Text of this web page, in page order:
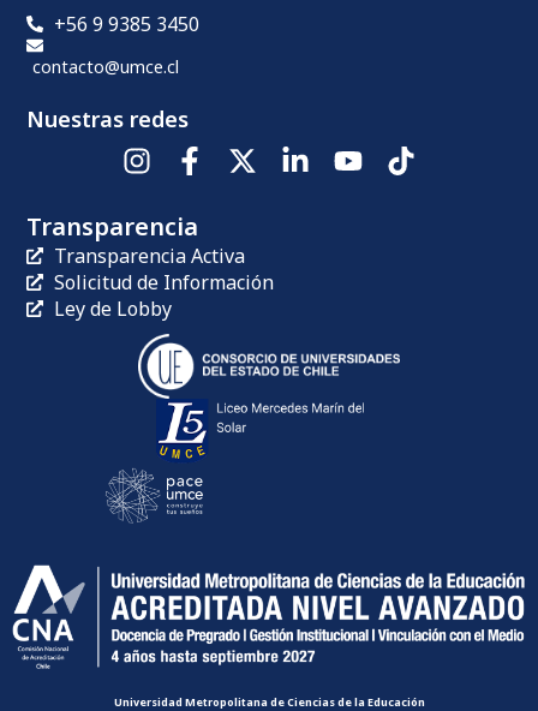
+56 9 9385 3450
contacto@umce.cl
Nuestras redes
Transparencia
Transparencia Activa
Solicitud de Información
Ley de Lobby
Universidad Metropolitana de Ciencias de la Educación